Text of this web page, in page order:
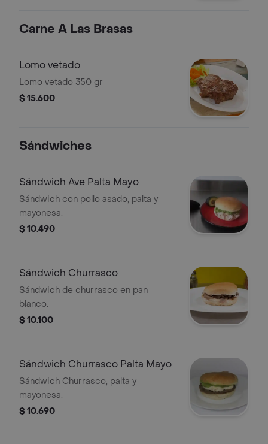
Carne A Las Brasas
Lomo vetado
Lomo vetado 350 gr
$ 15.600
Sándwiches
Sándwich Ave Palta Mayo
Sándwich con pollo asado, palta y
mayonesa.
$ 10.490
Sándwich Churrasco
Sándwich de churrasco en pan
blanco.
$ 10.100
Sándwich Churrasco Palta Mayo
Sándwich Churrasco, palta y
mayonesa.
$ 10.690